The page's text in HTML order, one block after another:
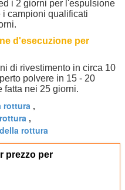
i 2 giorni per l'espulsione
i campioni qualificati
d'esecuzione per
di rivestimento in circa 10
polvere in 15 - 20
fatta nei 25 giorni.
rottura ,
,
rottura
prezzo per